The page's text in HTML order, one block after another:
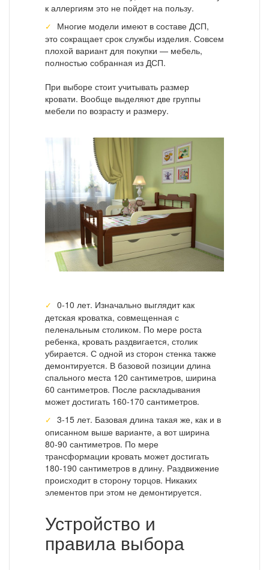
к аллергиям это не пойдет на пользу.
Многие модели имеют в составе ДСП,
это сокращает срок службы изделия. Совсем
плохой вариант для покупки — мебель,
полностью собранная из ДСП.
При выборе стоит учитывать размер
кровати. Вообще выделяют две группы
мебели по возрасту и размеру.
0-10 лет. Изначально выглядит как
детская кроватка, совмещенная с
пеленальным столиком. По мере роста
ребенка, кровать раздвигается, столик
убирается. С одной из сторон стенка также
демонтируется. В базовой позиции длина
спального места 120 сантиметров, ширина
60 сантиметров. После раскладывания
может достигать 160-170 сантиметров.
3-15 лет. Базовая длина такая же, как и в
описанном выше варианте, а вот ширина
80-90 сантиметров. По мере
трансформации кровать может достигать
180-190 сантиметров в длину. Раздвижение
происходит в сторону торцов. Никаких
элементов при этом не демонтируется.
Устройство и
правила выбора